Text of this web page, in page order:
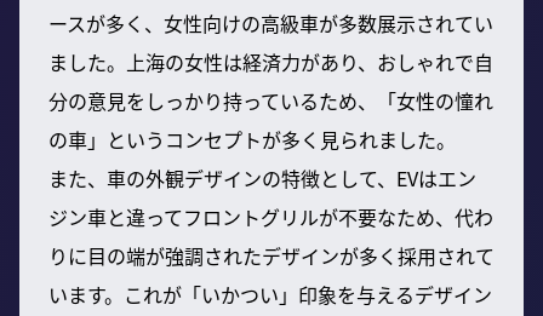
ースが多く、女性向けの高級車が多数展示されてい
ました。上海の女性は経済力があり、おしゃれで自
分の意見をしっかり持っているため、「女性の憧れ
の車」というコンセプトが多く見られました。
また、車の外観デザインの特徴として、EVはエン
ジン車と違ってフロントグリルが不要なため、代わ
りに目の端が強調されたデザインが多く採用されて
います。これが「いかつい」印象を与えるデザイン